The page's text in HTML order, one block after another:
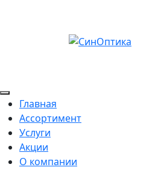
Главная
Ассортимент
Услуги
Акции
О компании